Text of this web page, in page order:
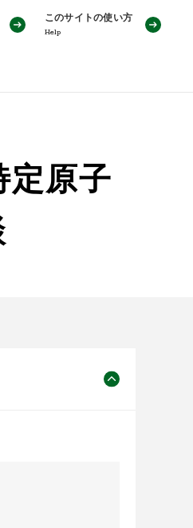
このサイトの使い方
Help
定原子